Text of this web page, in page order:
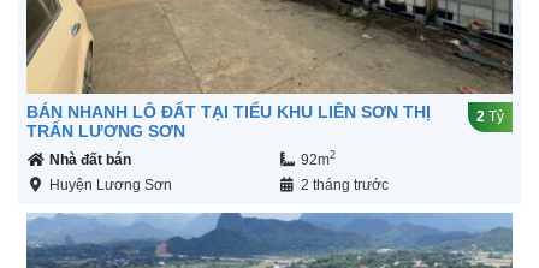
BÁN NHANH LÔ ĐẤT TẠI TIỂU KHU LIÊN SƠN THỊ
TRẤN LƯƠNG SƠN
2 Tỷ
Nhà đất bán 92m2
Huyện Lương Sơn 2 tháng trước